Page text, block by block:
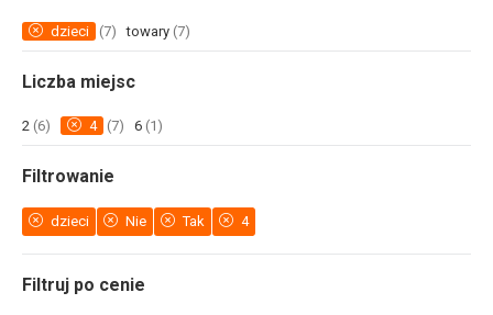
dzieci (7) towary (7)
Liczba miejsc
2 (6) 4 (7) 6 (1)
Filtrowanie
dzieci Nie Tak 4
Filtruj po cenie